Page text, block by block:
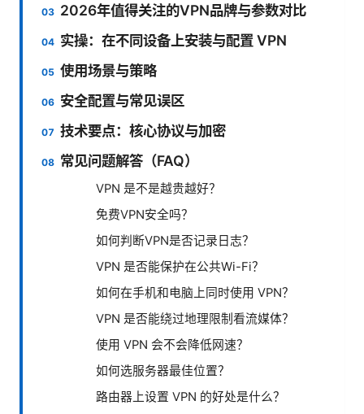
2026年值得关注的VPN品牌与参数对比
实操：在不同设备上安装与配置 VPN
使用场景与策略
安全配置与常见误区
技术要点：核心协议与加密
常见问题解答（FAQ）
VPN 是不是越贵越好？
免费VPN安全吗？
如何判断VPN是否记录日志？
VPN 是否能保护在公共Wi-Fi？
如何在手机和电脑上同时使用 VPN？
VPN 是否能绕过地理限制看流媒体？
使用 VPN 会不会降低网速？
如何选服务器最佳位置？
路由器上设置 VPN 的好处是什么？